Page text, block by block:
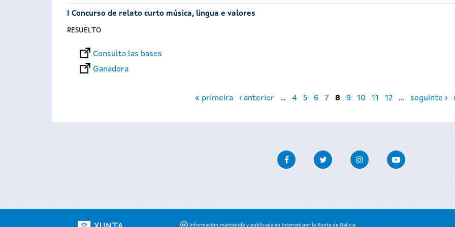
I Concurso de relato curto música, lingua e valores
RESUELTO
Consulta las bases
Ganadora
« primeira ‹ anterior … 4 5 6 7 8 9 10 11 12 … seguinte ›
FacebookTwitter InstagramYoutube
Información mantenida y publicada en internet por la Xunta de Galicia